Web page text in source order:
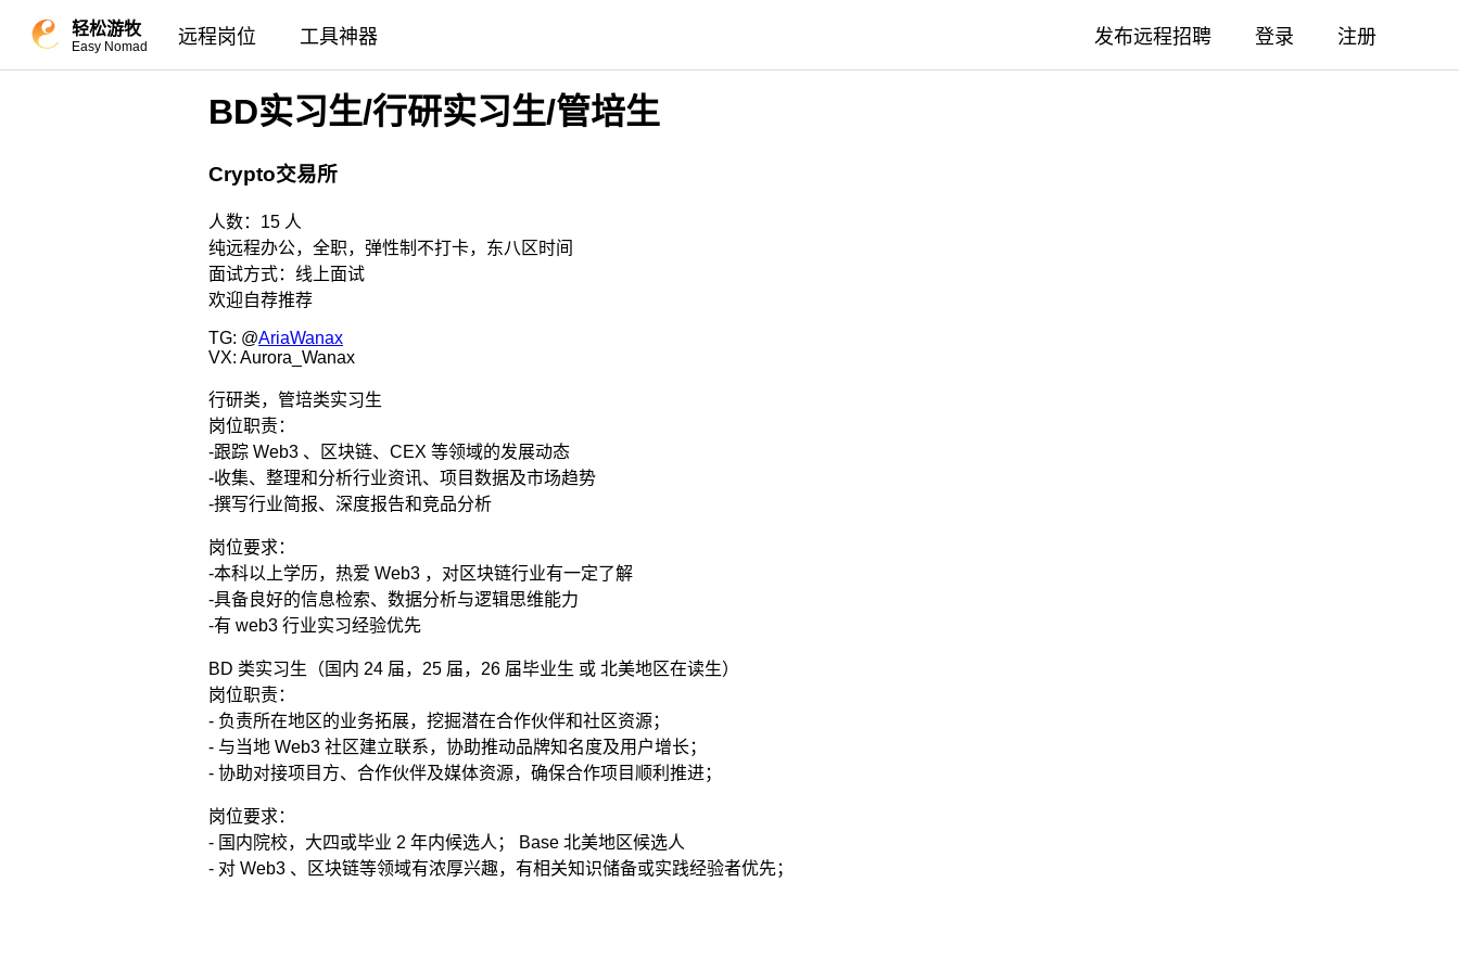
轻松游牧
Easy Nomad 远程岗位 工具神器 发布远程招聘 登录 注册
BD实习生/行研实习生/管培生
Crypto交易所
人数：15 人
纯远程办公，全职，弹性制不打卡，东八区时间
面试方式：线上面试
欢迎自荐推荐
TG: @AriaWanax
VX: Aurora_Wanax
行研类，管培类实习生
岗位职责：
-跟踪 Web3 、区块链、CEX 等领域的发展动态
-收集、整理和分析行业资讯、项目数据及市场趋势
-撰写行业简报、深度报告和竞品分析
岗位要求：
-本科以上学历，热爱 Web3 ，对区块链行业有一定了解
-具备良好的信息检索、数据分析与逻辑思维能力
-有 web3 行业实习经验优先
BD 类实习生（国内 24 届，25 届，26 届毕业生 或 北美地区在读生）
岗位职责：
- 负责所在地区的业务拓展，挖掘潜在合作伙伴和社区资源；
- 与当地 Web3 社区建立联系，协助推动品牌知名度及用户增长；
- 协助对接项目方、合作伙伴及媒体资源，确保合作项目顺利推进；
岗位要求：
- 国内院校，大四或毕业 2 年内候选人； Base 北美地区候选人
- 对 Web3 、区块链等领域有浓厚兴趣，有相关知识储备或实践经验者优先；